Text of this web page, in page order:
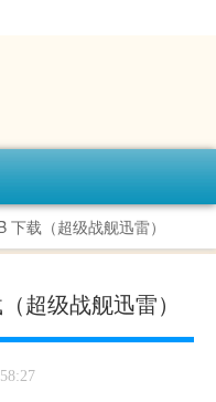
载（超级战舰迅雷）
超级战舰迅雷）